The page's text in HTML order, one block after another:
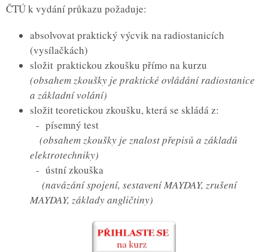
ČTÚ k vydání průkazu požaduje:
absolvovat praktický výcvik na radiostanicích
(vysílačkách)
složit praktickou zkoušku přímo na kurzu
(obsahem zkoušky je praktické ovládání radiostanice
a základní volání)
složit teoretickou zkoušku, která se skládá z:
- písemný test
(obsahem zkoušky je znalost přepisů a základů
elektrotechniky)
- ústní zkouška
(navázání spojení, sestavení MAYDAY, zrušení
MAYDAY, základy angličtiny)